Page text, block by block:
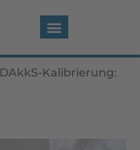
DAkkS-Kalibrierung: